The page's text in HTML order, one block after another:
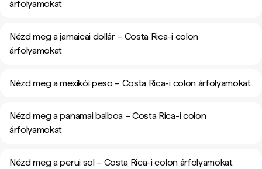
árfolyamokat
Nézd meg a jamaicai dollár – Costa Rica-i colon
árfolyamokat
Nézd meg a mexikói peso – Costa Rica-i colon árfolyamokat
Nézd meg a panamai balboa – Costa Rica-i colon
árfolyamokat
Nézd meg a perui sol – Costa Rica-i colon árfolyamokat